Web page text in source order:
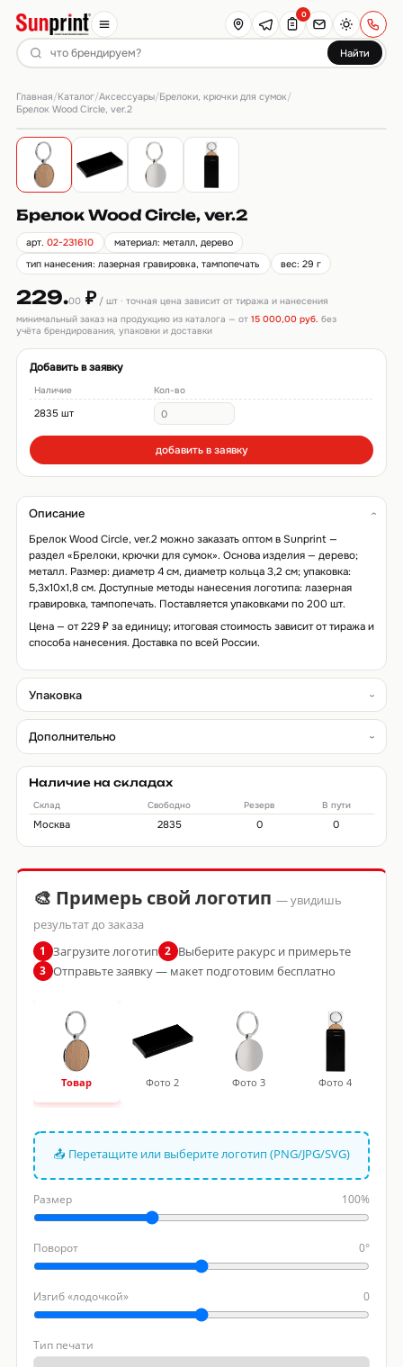
Найти
0
Главная/Каталог/Аксессуары/Брелоки, крючки для сумок/
Брелок Wood Circle, ver.2
Брелок Wood Circle, ver.2
арт.02-231610
материал: металл, дерево
тип нанесения: лазерная гравировка, тампопечать
вес: 29 г
229.00₽/ шт · точная цена зависит от тиража и нанесения
минимальный заказ на продукцию из каталога — от 15 000,00 руб. без
учёта брендирования, упаковки и доставки
Добавить в заявку
Наличие Кол-во
2835 шт
добавить в заявку
Описание
Брелок Wood Circle, ver.2 можно заказать оптом в Sunprint —
раздел «Брелоки, крючки для сумок». Основа изделия — дерево;
металл. Размер: диаметр 4 см, диаметр кольца 3,2 см; упаковка:
5,3x10x1,8 см. Доступные методы нанесения логотипа: лазерная
гравировка, тампопечать. Поставляется упаковками по 200 шт.
Цена — от 229 ₽ за единицу; итоговая стоимость зависит от тиража и
способа нанесения. Доставка по всей России.
Упаковка
Дополнительно
Наличие на складах
Склад Свободно Резерв В пути
Москва 2835 0 0
🎨 Примерь свой логотип — увидишь
результат до заказа
1 Загрузите логотип 2 Выберите ракурс и примерьте
3 Отправьте заявку — макет подготовим бесплатно
Товар Фото 2 Фото 3 Фото 4
📤 Перетащите или выберите логотип (PNG/JPG/SVG)
Размер 100%
Поворот 0°
Изгиб «лодочкой» 0
Тип печати